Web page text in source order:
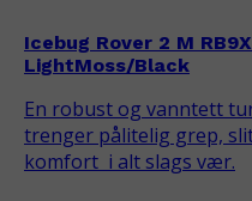
Icebug Rover 2 M
LightMoss/Black
En robust og vanntett
trenger pålitelig grep,
komfort  i alt slags vær.